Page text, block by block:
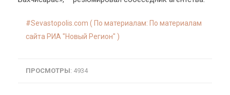
Sevastopolis.com ( По материалам: По материалам
сайта РИА "Новый Регион" )
ПРОСМОТРЫ: 4934